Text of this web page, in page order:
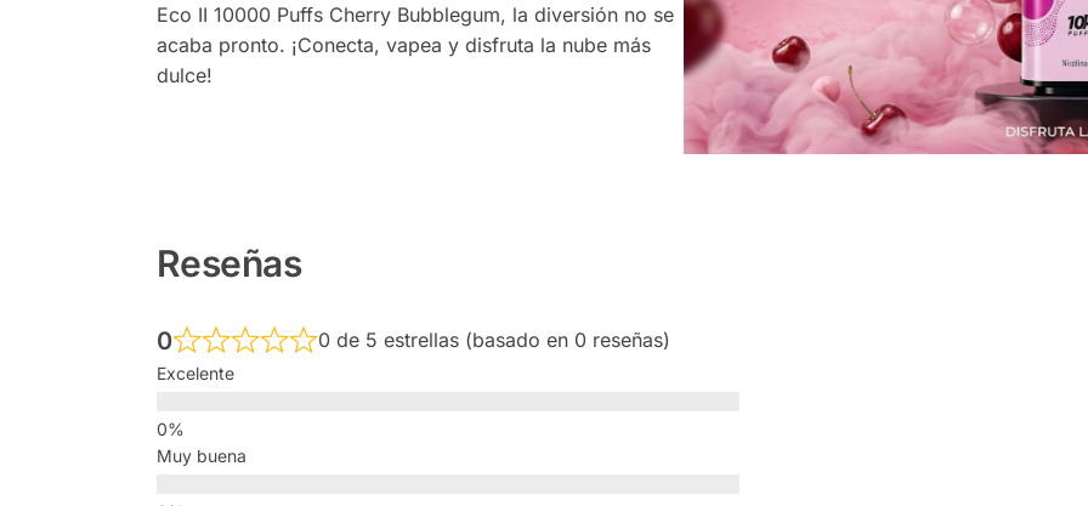
Eco II 10000 Puffs Cherry Bubblegum, la diversión no se
acaba pronto. ¡Conecta, vapea y disfruta la nube más
dulce!
Reseñas
0 0 de 5 estrellas (basado en 0 reseñas)
Excelente
Muy buena